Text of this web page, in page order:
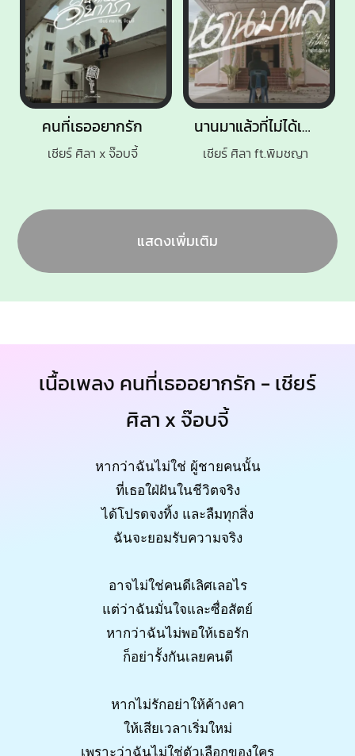
นานมาแล้วที่ไม่ได้เจอ
เชียร์ ศิลา ft.พิมชญา
คนที่เธออยากรัก
เชียร์ ศิลา x จ๊อบจี้
แสดงเพิ่มเติม
เนื้อเพลง คนที่เธออยากรัก - เชียร์
ศิลา x จ๊อบจี้
หากว่าฉันไม่ใช่ ผู้ชายคนนั้น
ที่เธอใฝ่ฝันในชีวิตจริง
ได้โปรดจงทิ้ง และลืมทุกสิ่ง
ฉันจะยอมรับความจริง
อาจไม่ใช่คนดีเลิศเลอไร
แต่ว่าฉันมั่นใจและซื่อสัตย์
หากว่าฉันไม่พอให้เธอรัก
ก็อย่ารั้งกันเลยคนดี
หากไม่รักอย่าให้ค้างคา
ให้เสียเวลาเริ่มใหม่
เพราะว่าฉันไม่ใช่ตัวเลือกของใคร